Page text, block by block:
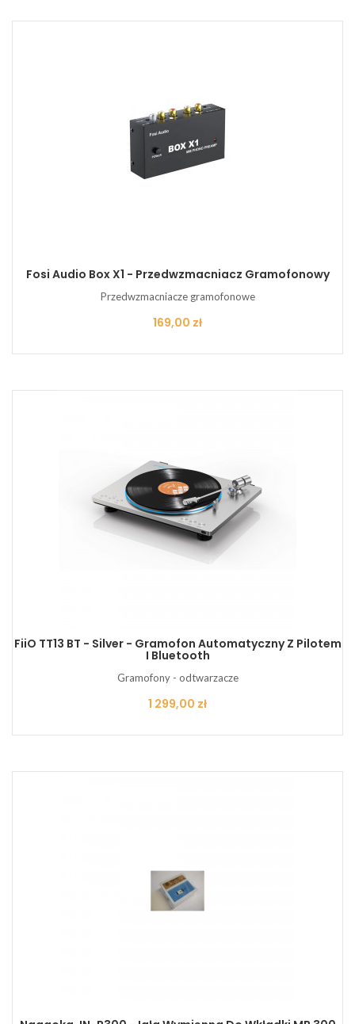
Fosi Audio Box X1 - Przedwzmacniacz Gramofonowy
Przedwzmacniacze gramofonowe
Cena
169,00 zł
FiiO TT13 BT - Silver - Gramofon Automatyczny Z Pilotem
I Bluetooth
Gramofony - odtwarzacze
Cena
1 299,00 zł